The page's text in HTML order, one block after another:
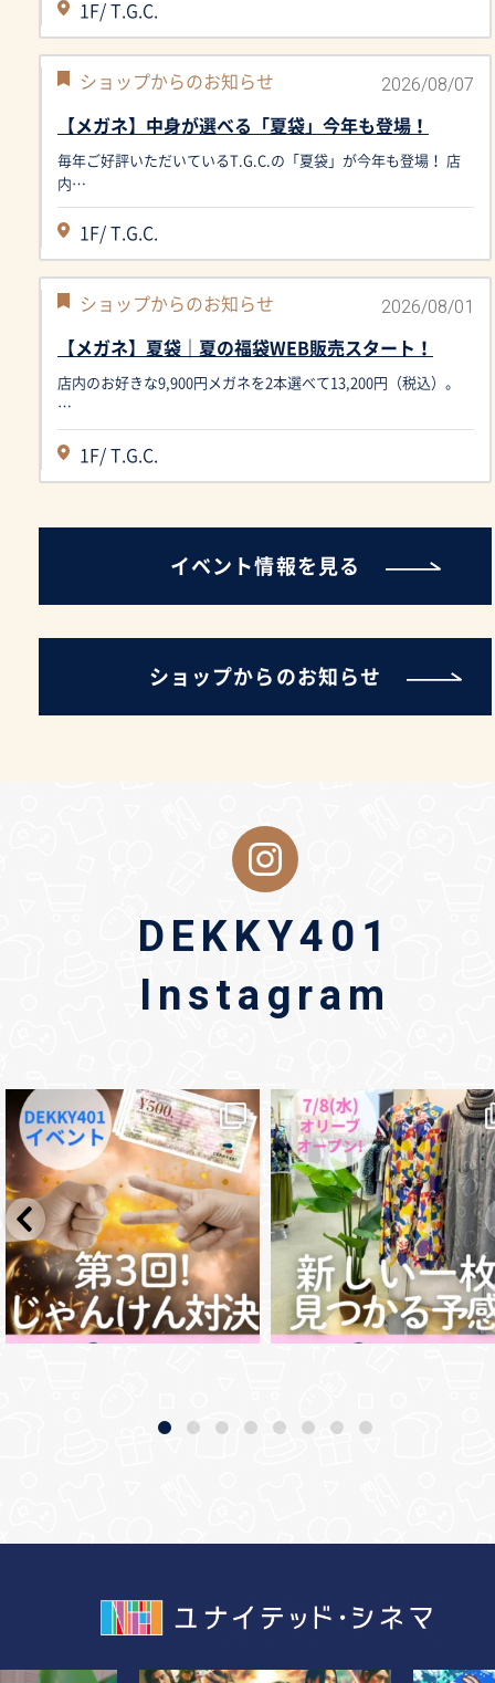
1F/ T.G.C.
ショップからのお知らせ 2026/08/07
【メガネ】中身が選べる「夏袋」今年も登場！
毎年ご好評いただいているT.G.C.の「夏袋」が今年も登場！ 店
内…
1F/ T.G.C.
ショップからのお知らせ 2026/08/01
【メガネ】夏袋｜夏の福袋WEB販売スタート！
店内のお好きな9,900円メガネを2本選べて13,200円（税込）。
…
1F/ T.G.C.
イベント情報を見る
ショップからのお知らせ
DEKKY401
Instagram
dekky401
7月 10
dekky401
7月 8